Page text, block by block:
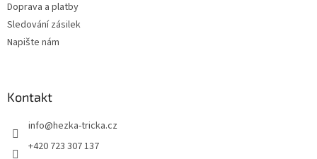
Doprava a platby
Sledování zásilek
Napište nám
Kontakt
info@hezka-tricka.cz
+420 723 307 137